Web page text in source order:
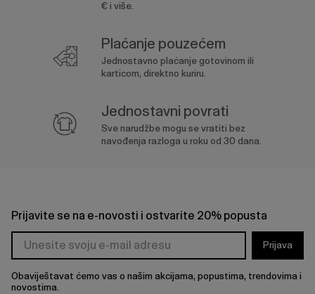
€ i više.
Plaćanje pouzećem
Jednostavno plaćanje gotovinom ili
karticom, direktno kuriru.
Jednostavni povrati
Sve narudžbe mogu se vratiti bez
navođenja razloga u roku od 30 dana.
Prijavite se na e-novosti i ostvarite 20% popusta
Prijava
Obaviještavat ćemo vas o našim akcijama, popustima, trendovima i
novostima.